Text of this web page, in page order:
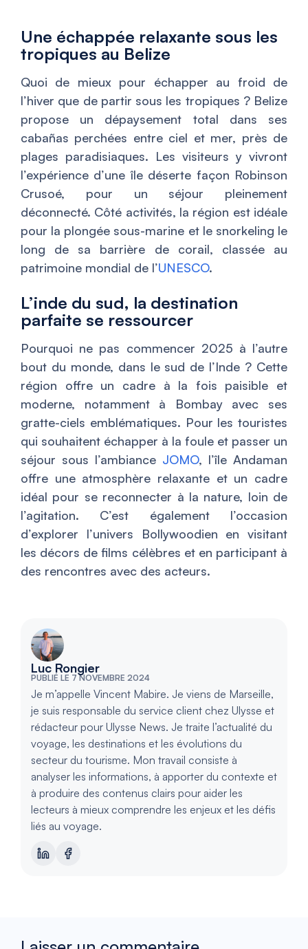
Une échappée relaxante sous les
tropiques au Belize
Quoi de mieux pour échapper au froid de
l’hiver que de partir sous les tropiques ? Belize
propose un dépaysement total dans ses
cabañas perchées entre ciel et mer, près de
plages paradisiaques. Les visiteurs y vivront
l’expérience d’une île déserte façon Robinson
Crusoé, pour un séjour pleinement
déconnecté. Côté activités, la région est idéale
pour la plongée sous-marine et le snorkeling le
long de sa barrière de corail, classée au
patrimoine mondial de l’UNESCO.
L’inde du sud, la destination
parfaite se ressourcer
Pourquoi ne pas commencer 2025 à l’autre
bout du monde, dans le sud de l’Inde ? Cette
région offre un cadre à la fois paisible et
moderne, notamment à Bombay avec ses
gratte-ciels emblématiques. Pour les touristes
qui souhaitent échapper à la foule et passer un
séjour sous l’ambiance JOMO, l’île Andaman
offre une atmosphère relaxante et un cadre
idéal pour se reconnecter à la nature, loin de
l’agitation. C’est également l’occasion
d’explorer l’univers Bollywoodien en visitant
les décors de films célèbres et en participant à
des rencontres avec des acteurs.
Luc Rongier
PUBLIÉ LE 7 NOVEMBRE 2024
Je m’appelle Vincent Mabire. Je viens de Marseille,
je suis responsable du service client chez Ulysse et
rédacteur pour Ulysse News. Je traite l’actualité du
voyage, les destinations et les évolutions du
secteur du tourisme. Mon travail consiste à
analyser les informations, à apporter du contexte et
à produire des contenus clairs pour aider les
lecteurs à mieux comprendre les enjeux et les défis
liés au voyage.